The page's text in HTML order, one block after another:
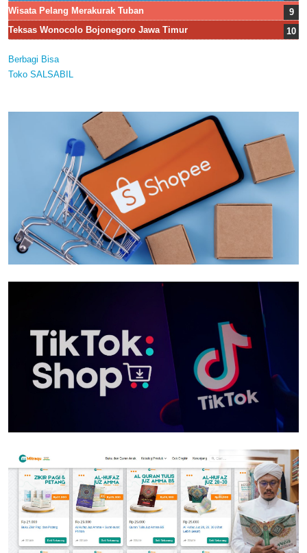
Wisata Pelang Merakurak Tuban
Teksas Wonocolo Bojonegoro Jawa Timur
Berbagi Bisa
Toko SALSABIL